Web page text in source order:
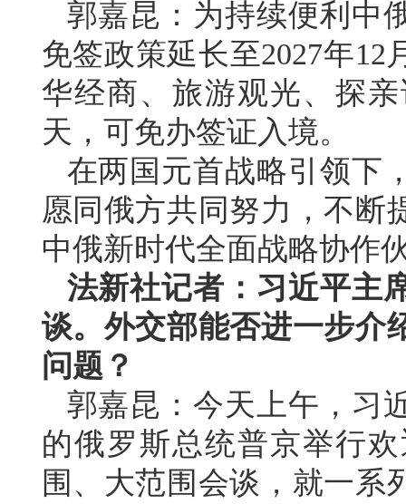
郭嘉昆：为持续便利中
免签政策延长至2027年
华经商、旅游观光、探
天，可免办签证入境。
在两国元首战略引领下
愿同俄方共同努力，不断
中俄新时代全面战略协作
法新社记者：习近平主
谈。外交部能否进一步介
问题？
郭嘉昆：今天上午，习
的俄罗斯总统普京举行
围、大范围会谈，就一系